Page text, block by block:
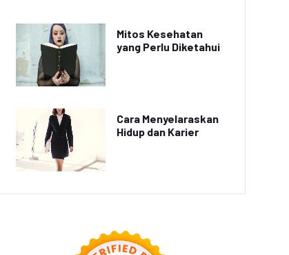
Mitos Kesehatan
yang Perlu Diketahui
Cara Menyelaraskan
Hidup dan Karier